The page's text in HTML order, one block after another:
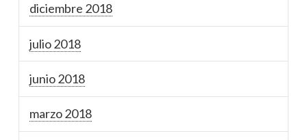
diciembre 2018
julio 2018
junio 2018
marzo 2018